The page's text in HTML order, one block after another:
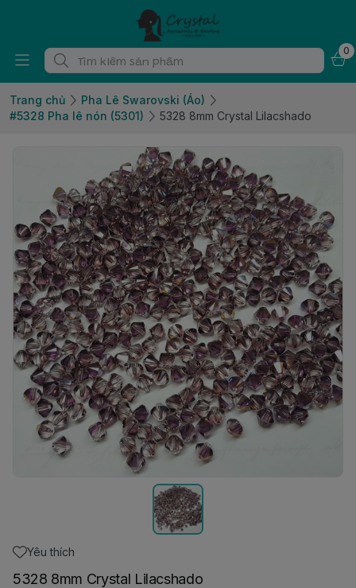
0
Trang chủ
Pha Lê Swarovski (Áo)
#5328 Pha lê nón (5301)
5328 8mm Crystal Lilacshado
Yêu thích
5328 8mm Crystal Lilacshado